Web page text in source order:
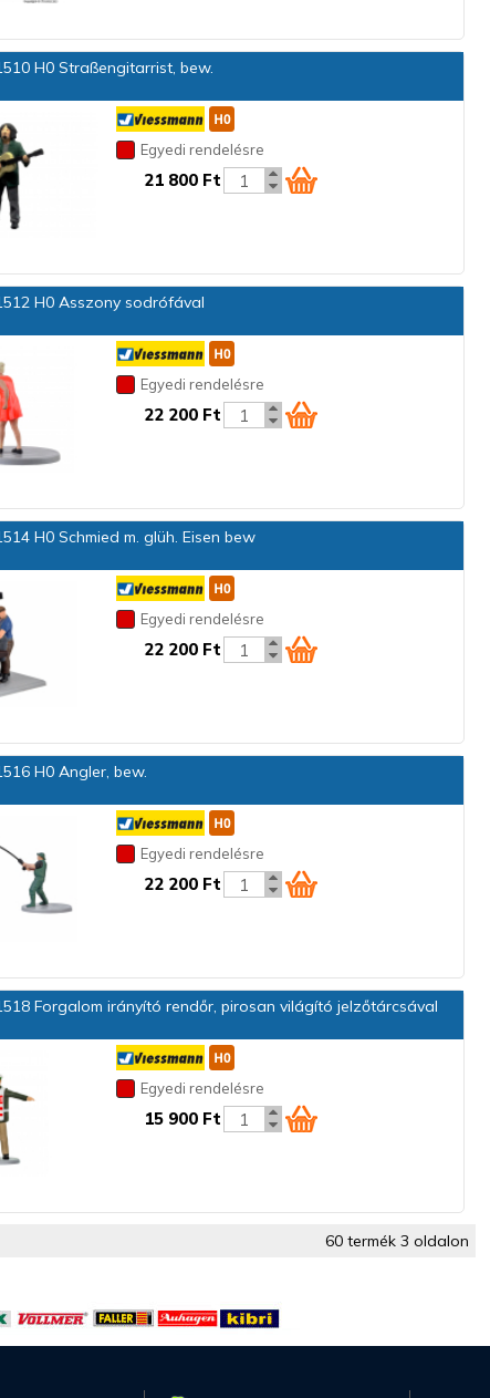
H0 Straßengitarrist, bew.
Egyedi rendelésre
21 800 Ft
H0 Asszony sodrófával
Egyedi rendelésre
22 200 Ft
H0 Schmied m. glüh. Eisen bew
Egyedi rendelésre
22 200 Ft
H0 Angler, bew.
Egyedi rendelésre
22 200 Ft
Forgalom irányító rendőr, pirosan világító jelzőtárcsával
Egyedi rendelésre
15 900 Ft
60 termék 3 oldalon